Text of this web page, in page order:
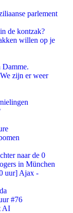
parlement
de kontzak?
willen op je
Damme.
zijn er weer
naar de 0
in München
uur] Ajax -
#76
AI